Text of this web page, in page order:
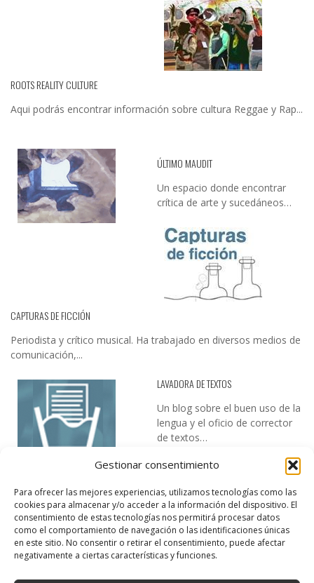
Gestionar consentimiento
Para ofrecer las mejores experiencias, utilizamos tecnologías como las
cookies para almacenar y/o acceder a la información del dispositivo. El
consentimiento de estas tecnologías nos permitirá procesar datos
como el comportamiento de navegación o las identificaciones únicas
en este sitio. No consentir o retirar el consentimiento, puede afectar
negativamente a ciertas características y funciones.
ROOTS REALITY CULTURE
Aqui podrás encontrar información sobre cultura Reggae y Rap...
ÚLTIMO MAUDIT
Un espacio donde encontrar
crítica de arte y sucedáneos…
CAPTURAS DE FICCIÓN
Periodista y crítico musical. Ha trabajado en diversos medios de
comunicación,...
LAVADORA DE TEXTOS
Un blog sobre el buen uso de la
lengua y el oficio de corrector
de textos…
DESIREE MARTÍN